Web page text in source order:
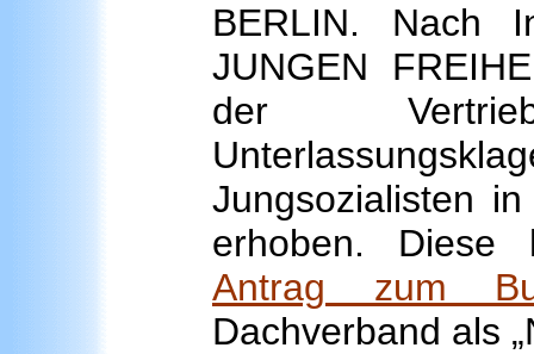
BERLIN. Nach
JUNGEN
der
Jungsozialisten
erhoben. Diese
Antrag zum
Dachverband als